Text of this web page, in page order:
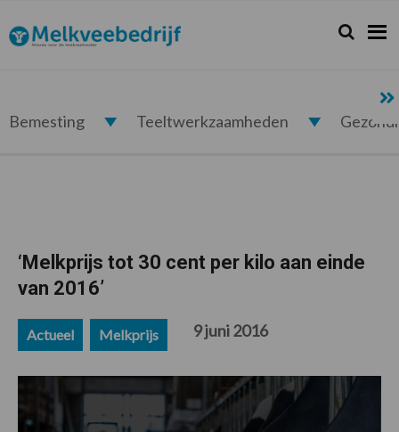
de
hoofdnavigatie
de
hoofd
de
eerste
de
voettekst
Melkveebedrijf.nl Zoeken...
Zoek
Bemesting Teeltwerkzaamheden
‘Melkprijs tot 30 cent per kilo aan einde
van 2016’
Actueel Melkprijs 9 juni 2016